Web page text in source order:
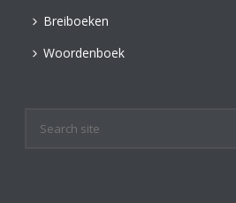
Breiboeken
Woordenboek